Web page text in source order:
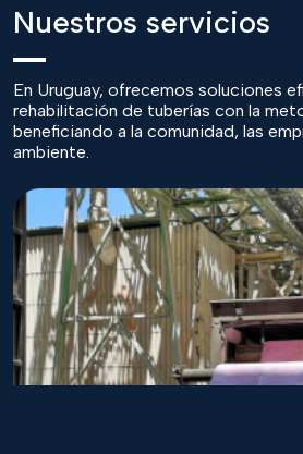
Nuestros servicios
En Uruguay, ofrecemos soluciones
rehabilitación de tuberías con la
beneficiando a la comunidad, las
ambiente.